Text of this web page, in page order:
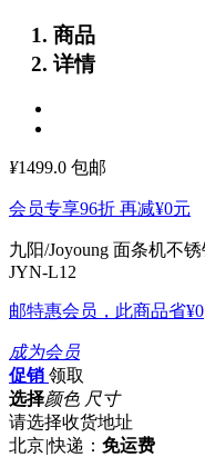
商品
详情
¥1499.0 包邮
会员专享96折 再减¥0元
九阳/Joyoung 面条机不
JYN-L12
邮特惠会员，此商品省¥0
成为会员
促销 领取
选择颜色 尺寸
请选择收货地址
北京|快递： 免运费